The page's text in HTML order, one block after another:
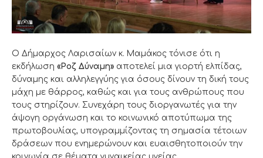
Ο Δήμαρχος Λαρισαίων κ. Μαμάκος τόνισε ότι η
εκδήλωση «Ροζ Δύναμη» αποτελεί μια γιορτή ελπίδας,
δύναμης και αλληλεγγύης για όσους δίνουν τη δική τους
μάχη με θάρρος, καθώς και για τους ανθρώπους που
τους στηρίζουν. Συνεχάρη τους διοργανωτές για την
άψογη οργάνωση και το κοινωνικό αποτύπωμα της
πρωτοβουλίας, υπογραμμίζοντας τη σημασία τέτοιων
δράσεων που ενημερώνουν και ευαισθητοποιούν την